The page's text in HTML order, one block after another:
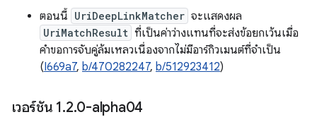
ตอนนี้ UriDeepLinkMatcher จะแสดงผล
UriMatchResult ที่เป็นค่าว่างแทนที่จะส่งข้อยกเว้นเมื่อ
คำขอการจับคู่ล้มเหลวเนื่องจากไม่มีอาร์กิวเมนต์ที่จำเป็น
(I669a7, b/470282247, b/512923412)
เวอร์ชัน 1.2.0-alpha04